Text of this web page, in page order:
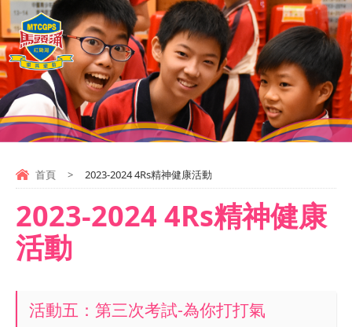
首頁 > 2023-2024 4Rs精神健康活動
2023-2024 4Rs精神健康
活動
活動五：第三次考試-為你打打氣